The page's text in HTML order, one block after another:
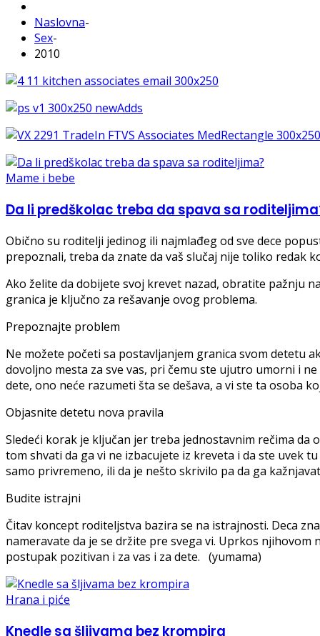
Naslovna-
Sex-
2010
Mame i bebe
Da li predškolac treba da spava sa
Obično su roditelji jedinog ili najmlađeg od sve dece
prepoznali, treba da znate da vaš slučaj nije toliko redak
Ako želite da dobijete svoj krevet nazad, obratite pažnju
granica je ključno za rešavanje ovog problema.
Prepoznajte problem
Ne možete početi sa postavljanjem granica svom detetu
dovoljno mesta za sve vas, pri čemu ste ujutro umorni i
dete, ono neće razumeti šta se dešava, a vi ste ta osoba
Objasnite detetu nova pravila
Sledeći korak je ključan jer treba jednostavnim rečima da
tom shvati da ga vi ne izbacujete iz kreveta i da ste uvek
samo privremeno, ili da je nešto skrivilo pa da ga
Budite istrajni
Čitav koncept roditeljstva bazira se na istrajnosti. Deca
nameravate da je se držite pre svega vi. Uprkos
postupak pozitivan i za vas i za dete. (yumama)
Hrana i piće
Knedle sa šljivama bez krompira